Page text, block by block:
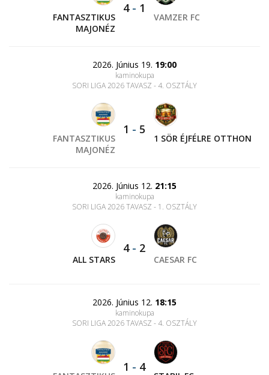
FANTASZTIKUS
MAJONÉZ
4- 1
VAMZER FC
2026. Június 19. 19:00
kaminokupa
SORI LIGA 2026 TAVASZ - 4. OSZTÁLY
FANTASZTIKUS
MAJONÉZ
1 - 5
1 SÖR ÉJFÉLRE OTTHON
2026. Június 12. 21:15
kaminokupa
SORI LIGA 2026 TAVASZ - 1. OSZTÁLY
ALL STARS
4- 2
CAESAR FC
2026. Június 12. 18:15
kaminokupa
SORI LIGA 2026 TAVASZ - 4. OSZTÁLY
1 - 4